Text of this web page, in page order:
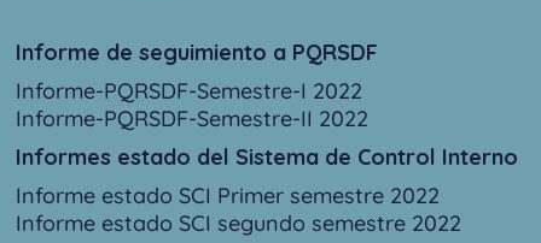
Informe de seguimiento a PQRSDF
Informe-PQRSDF-Semestre-I 2022
Informe-PQRSDF-Semestre-II 2022
Informes estado del Sistema de Control Interno
Informe estado SCI Primer semestre 2022
Informe estado SCI segundo semestre 2022